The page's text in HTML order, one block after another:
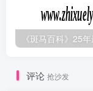
评论 抢沙发